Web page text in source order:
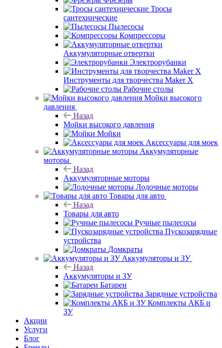
Тросы
сантехнические
Пылесосы
Компрессоры
Аккумуляторные отвертки
Электрорубанки
Инструменты для творчества Maker X
Рабочие столы
Мойки высокого
давления
Назад
Мойки высокого давления
Мойки
Аксессуары для моек
Аккумуляторные
моторы
Назад
Аккумуляторные моторы
Лодочные моторы
Товары для авто
Назад
Товары для авто
Ручные пылесосы
Пускозарядные
устройства
Домкраты
Аккумуляторы и ЗУ
Назад
Аккумуляторы и ЗУ
Батареи
Зарядные устройства
Комплекты АКБ и
ЗУ
Акции
Услуги
Блог